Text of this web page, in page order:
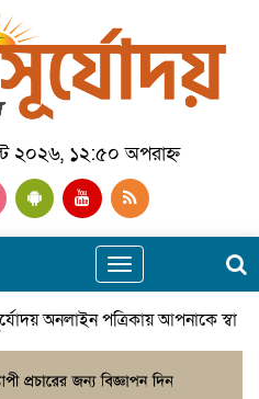
২০২৬, ১২:৫০ অপরাহ্ন
Toggle
navigation
অনলাইন পত্রিকায় আপনাকে